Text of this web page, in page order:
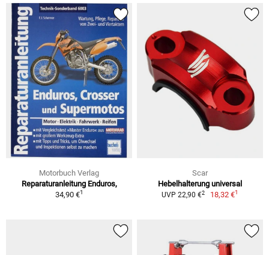
Motorbuch Verlag
Reparaturanleitung Enduros,
34,90 €1
Scar
Hebelhalterung universal
UVP 22,90 €2 18,32 €1